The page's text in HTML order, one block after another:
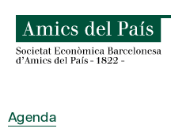
contenido
Agenda